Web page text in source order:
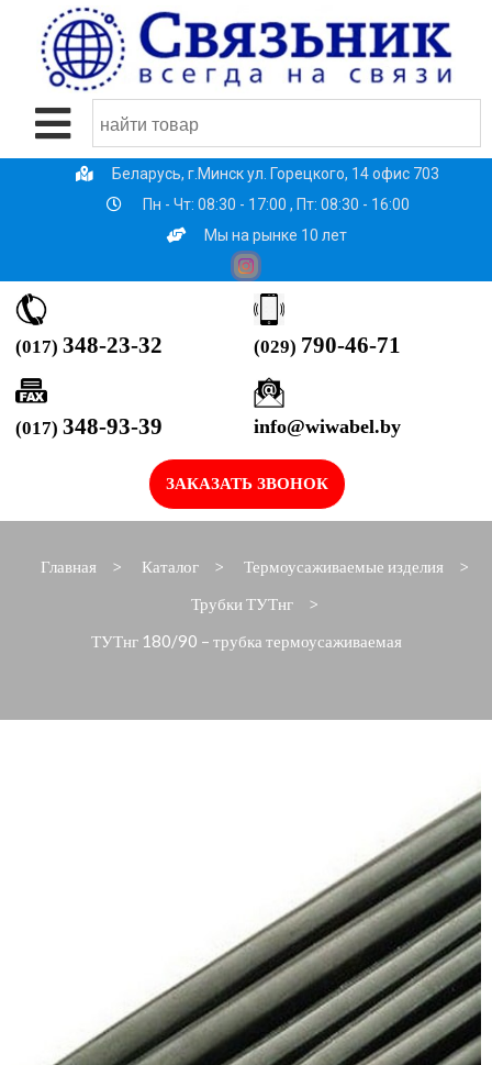
Беларусь, г.Минск ул. Горецкого, 14 офис 703
Пн - Чт: 08:30 - 17:00 , Пт: 08:30 - 16:00
Мы на рынке 10 лет
(017) 348-23-32 (029) 790-46-71
(017) 348-93-39 info@wiwabel.by
ЗАКАЗАТЬ ЗВОНОК
Главная > Каталог > Термоусаживаемые изделия >
Трубки ТУТнг >
ТУТнг 180/90 – трубка термоусаживаемая